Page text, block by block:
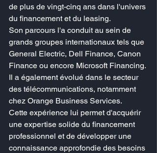
de plus de vingt-cinq ans dans l'univers
du financement et du leasing.
Son parcours l'a conduit au sein de
grands groupes internationaux tels que
General Electric, Dell Finance, Canon
Finance ou encore Microsoft Financing.
Il a également évolué dans le secteur
des télécommunications, notamment
chez Orange Business Services.
Cette expérience lui permet d'acquérir
une expertise solide du financement
professionnel et de développer une
connaissance approfondie des besoins